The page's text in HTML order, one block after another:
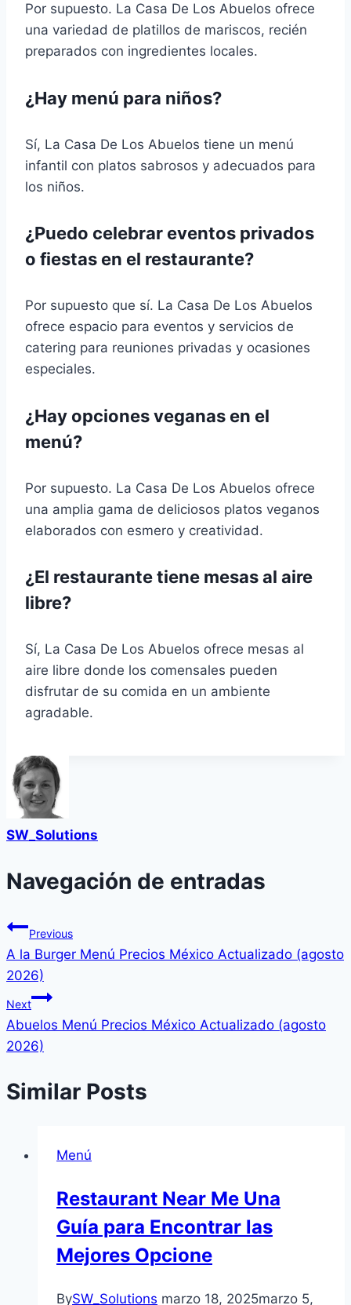
Por supuesto. La Casa De Los Abuelos ofrece
una variedad de platillos de mariscos, recién
preparados con ingredientes locales.
¿Hay menú para niños?
Sí, La Casa De Los Abuelos tiene un menú
infantil con platos sabrosos y adecuados para
los niños.
¿Puedo celebrar eventos privados
o fiestas en el restaurante?
Por supuesto que sí. La Casa De Los Abuelos
ofrece espacio para eventos y servicios de
catering para reuniones privadas y ocasiones
especiales.
¿Hay opciones veganas en el
menú?
Por supuesto. La Casa De Los Abuelos ofrece
una amplia gama de deliciosos platos veganos
elaborados con esmero y creatividad.
¿El restaurante tiene mesas al aire
libre?
Sí, La Casa De Los Abuelos ofrece mesas al
aire libre donde los comensales pueden
disfrutar de su comida en un ambiente
agradable.
SW_Solutions
Navegación de entradas
Previous
A la Burger Menú Precios México Actualizado (agosto
2026)
Next
Abuelos Menú Precios México Actualizado (agosto
2026)
Similar Posts
Menú
Restaurant Near Me Una
Guía para Encontrar las
Mejores Opcione
BySW_Solutions marzo 18, 2025marzo 5,